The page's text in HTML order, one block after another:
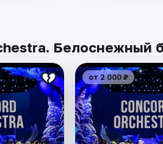
Белоснежный
от 2 000 ₽